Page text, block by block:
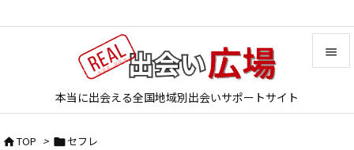
本当に出会える全国地域別出会いサポートサイト

TOP > セフレ